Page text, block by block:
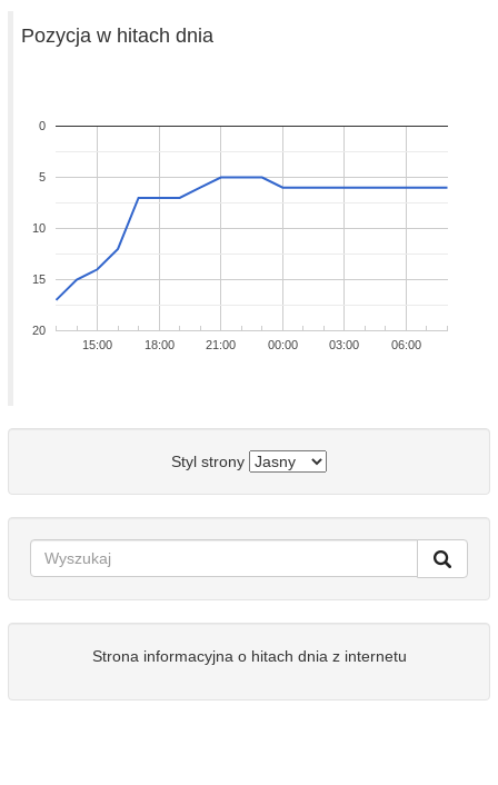
Pozycja w hitach dnia
15:00 18:00 21:00 00:00 03:00 06:00
0
5
10
15
20
Styl strony
Strona informacyjna o hitach dnia z internetu